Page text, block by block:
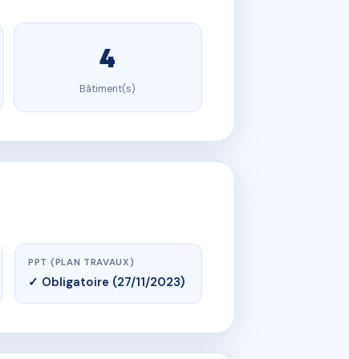
4
Bâtiment(s)
PPT (PLAN TRAVAUX)
✓ Obligatoire (27/11/2023)